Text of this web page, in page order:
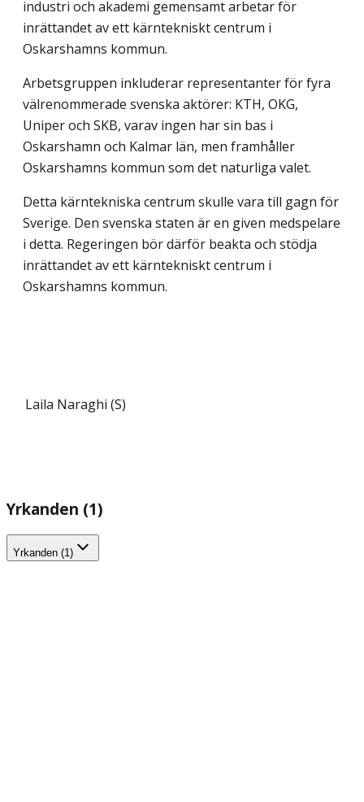
industri och akademi gemensamt arbetar för
inrättandet av ett kärntekniskt centrum i
Oskarshamns kommun.
Arbetsgruppen inkluderar representanter för fyra
välrenommerade svenska aktörer: KTH, OKG,
Uniper och SKB, varav ingen har sin bas i
Oskarshamn och Kalmar län, men framhåller
Oskarshamns kommun som det naturliga valet.
Detta kärntekniska centrum skulle vara till gagn för
Sverige. Den svenska staten är en given medspelare
i detta. Regeringen bör därför beakta och stödja
inrättandet av ett kärntekniskt centrum i
Oskarshamns kommun.
Laila Naraghi (S)
Yrkanden (1)
Yrkanden (1)